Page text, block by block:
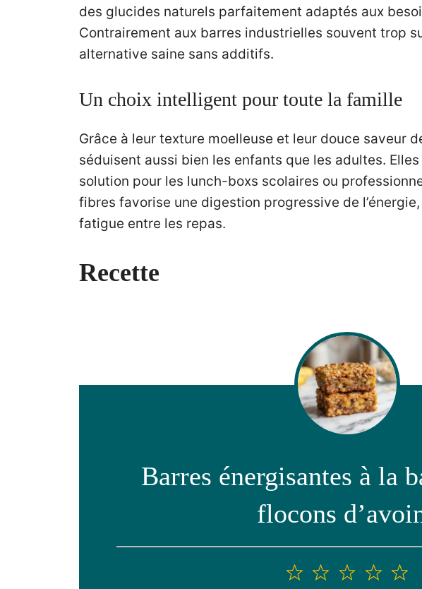
des glucides naturels parfaitement adaptés aux
Contrairement aux barres industrielles souvent trop
alternative saine sans additifs.
Un choix intelligent pour toute la famille
Grâce à leur texture moelleuse et leur douce saveur
séduisent aussi bien les enfants que les adultes.
solution pour les lunch-boxs scolaires ou
fibres favorise une digestion progressive de
fatigue entre les repas.
Recette
Barres énergisantes à la
flocons
5
4
3
2
1